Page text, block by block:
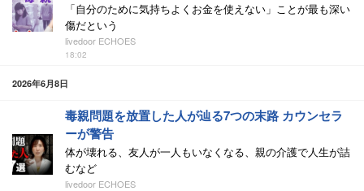
「自分のために気持ちよくお金を使えない」ことが最も深い
傷だという
livedoor ECHOES
18:02
2026年6月8日
毒親問題を放置した人が辿る7つの末路 カウンセラ
ーが警告
体が壊れる、友人が一人もいなくなる、親の介護で人生が詰
むなど
livedoor ECHOES